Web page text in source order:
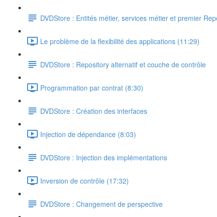
DVDStore : Entités métier, services métier et premier
Le problème de la flexibilité des applications (11:29)
DVDStore : Repository alternatif et couche de contrôle
Programmation par contrat (8:30)
DVDStore : Création des interfaces
Injection de dépendance (8:03)
DVDStore : Injection des implémentations
Inversion de contrôle (17:32)
DVDStore : Changement de perspective